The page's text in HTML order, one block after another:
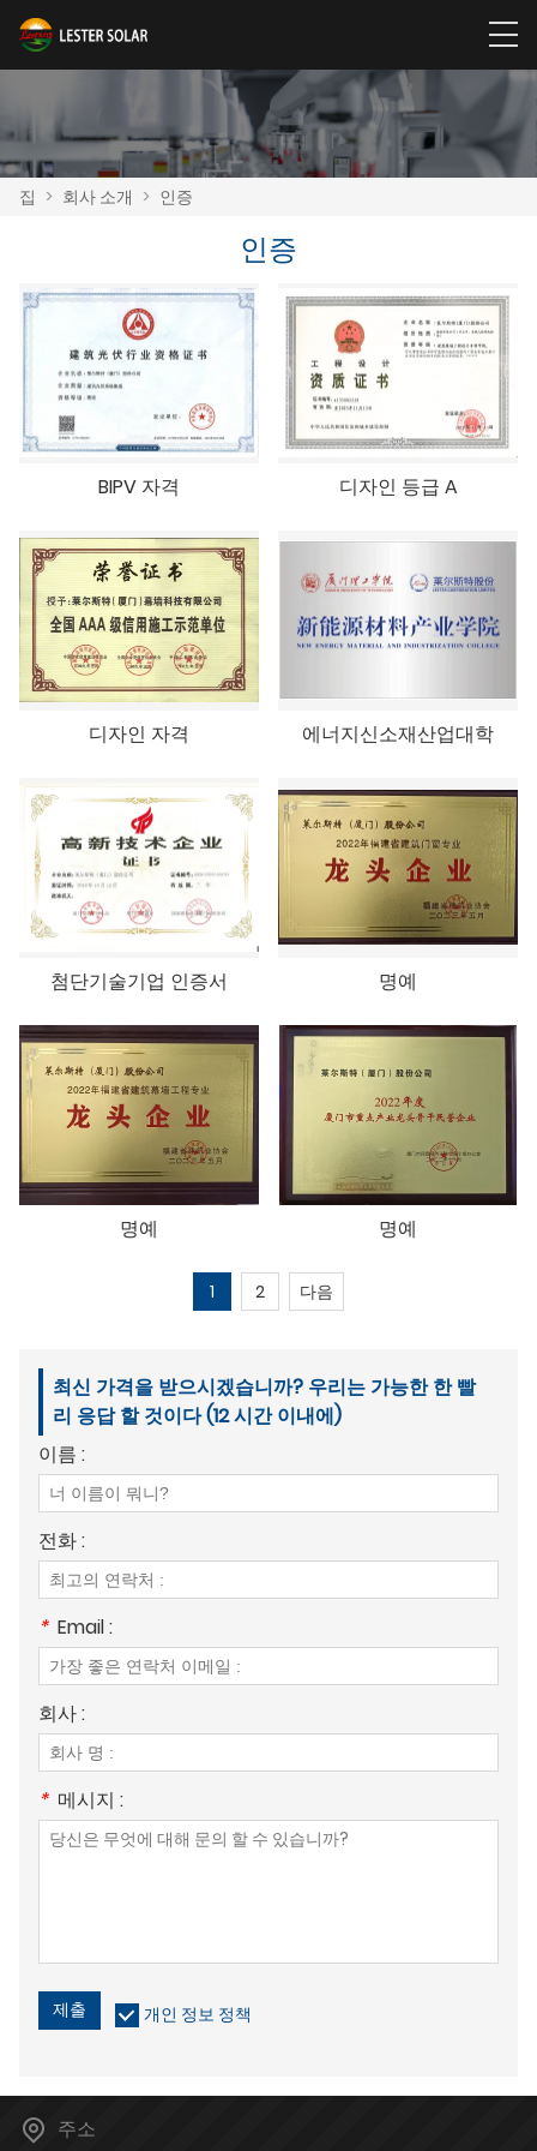
집 > 회사 소개 > 인증
인증
BIPV 자격 디자인 등급 A
디자인 자격 에너지신소재산업대학
첨단기술기업 인증서 명예
명예 명예
1 2 다음
최신 가격을 받으시겠습니까? 우리는 가능한 한 빨
리 응답 할 것이다 (12 시간 이내에)
이름 :
전화 :
* Email :
회사 :
* 메시지 :
제출 개인 정보 정책
주소